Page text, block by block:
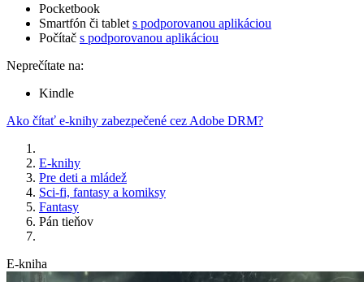
Pocketbook
Smartfón či tablet s podporovanou aplikáciou
Počítač s podporovanou aplikáciou
Neprečítate na:
Kindle
Ako čítať e-knihy zabezpečené cez Adobe DRM?
E-knihy
Pre deti a mládež
Sci-fi, fantasy a komiksy
Fantasy
Pán tieňov
E-kniha